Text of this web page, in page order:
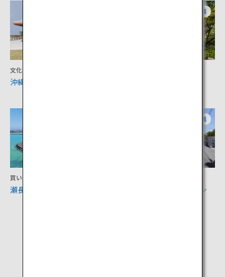
文化
沖縄空手会館
沖縄
買い物
瀬長島ウミカジテラス
沖縄
港川ステイツサイドタウン